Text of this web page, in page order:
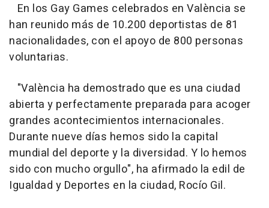
En los Gay Games celebrados en València se
han reunido más de 10.200 deportistas de 81
nacionalidades, con el apoyo de 800 personas
voluntarias.
"València ha demostrado que es una ciudad
abierta y perfectamente preparada para acoger
grandes acontecimientos internacionales.
Durante nueve días hemos sido la capital
mundial del deporte y la diversidad. Y lo hemos
sido con mucho orgullo", ha afirmado la edil de
Igualdad y Deportes en la ciudad, Rocío Gil.